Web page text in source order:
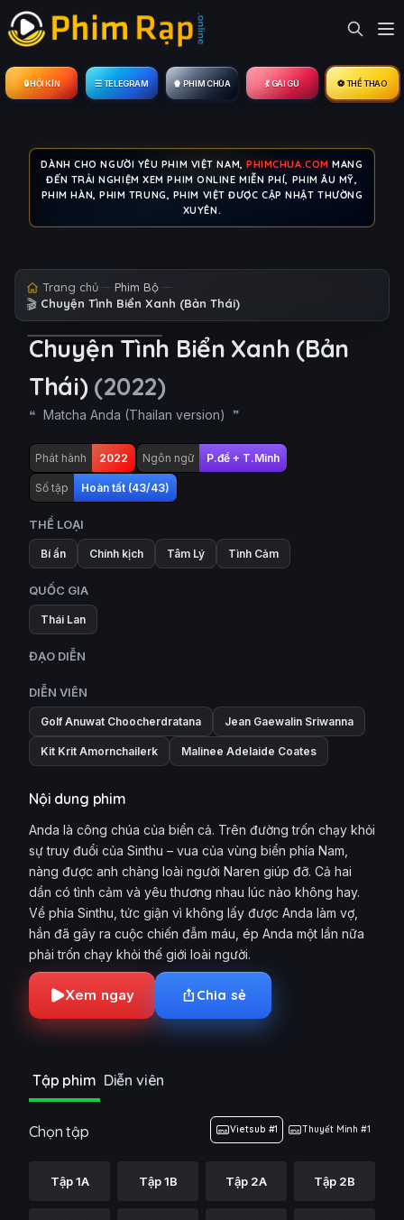
🔒︎ HỘI KÍN ☰ TELEGRAM 🍿 PHIM CHÙA 💃 GÁI GÚ ⚽ THỂ THAO
DÀNH CHO NGƯỜI YÊU PHIM VIỆT NAM,PHIMCHUA.COM MANG
ĐẾN TRẢI NGHIỆM XEM PHIM ONLINE MIỄN PHÍ, PHIM ÂU MỸ,
PHIM HÀN, PHIM TRUNG, PHIM VIỆT ĐƯỢC CẬP NHẬT THƯỜNG
XUYÊN.
Trang chủ Phim Bộ
🎬 Chuyện Tình Biển Xanh (Bản Thái)
Chuyện Tình Biển Xanh (Bản
Thái) (2022)
Matcha Anda (Thailan version)
Phát hành 2022 Ngôn ngữ P.đề + T.Minh
Số tập Hoàn tất (43/43)
THỂ LOẠI
Bí ẩn Chính kịch Tâm Lý Tình Cảm
QUỐC GIA
Thái Lan
ĐẠO DIỄN
DIỄN VIÊN
Golf Anuwat Choocherdratana Jean Gaewalin Sriwanna
Kit Krit Amornchailerk Malinee Adelaide Coates
Nội dung phim
Anda là công chúa của biển cả. Trên đường trốn chạy khỏi
sự truy đuổi của Sinthu – vua của vùng biển phía Nam,
nàng được anh chàng loài người Naren giúp đỡ. Cả hai
dần có tình cảm và yêu thương nhau lúc nào không hay.
Về phía Sinthu, tức giận vì không lấy được Anda làm vợ,
hắn đã gây ra cuộc chiến đẫm máu, ép Anda một lần nữa
phải trốn chạy khỏi thế giới loài người.
Xem ngay Chia sẻ
Tập phim Diễn viên
Chọn tập Vietsub #1 Thuyết Minh #1
Tập 1A Tập 1B Tập 2A Tập 2B